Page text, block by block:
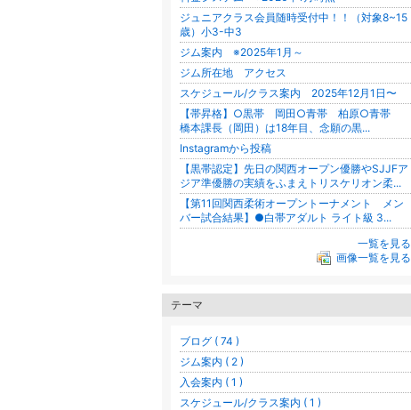
ジュニアクラス会員随時受付中！！（対象8~15
歳）小3-中3
ジム案内 ※2025年1月～
ジム所在地 アクセス
スケジュール/クラス案内 2025年12月1日〜
【帯昇格】○黒帯 岡田○青帯 柏原○青帯
橋本課長（岡田）は18年目、念願の黒...
Instagramから投稿
【黒帯認定】先日の関西オープン優勝やSJJFア
ジア準優勝の実績をふまえトリスケリオン柔...
【第11回関西柔術オープントーナメント メン
バー試合結果】●白帯アダルト ライト級 3...
一覧を見る
画像一覧を見る
テーマ
ブログ ( 74 )
ジム案内 ( 2 )
入会案内 ( 1 )
スケジュール/クラス案内 ( 1 )